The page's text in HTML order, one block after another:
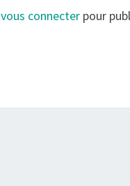
vous connecter pour